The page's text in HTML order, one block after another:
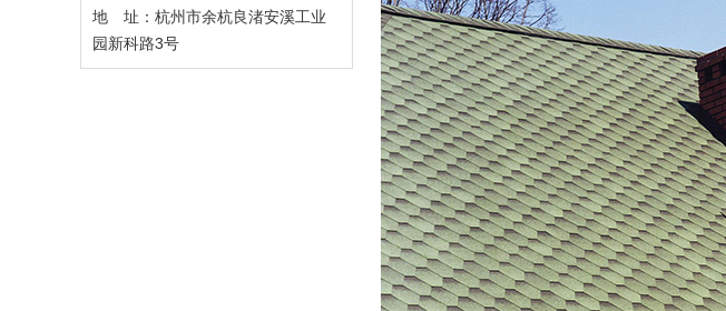
地 址：杭州市余杭良渚安溪工业
园新科路3号